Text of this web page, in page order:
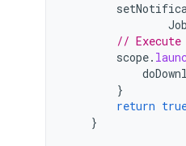
//
scope.
}
return
}